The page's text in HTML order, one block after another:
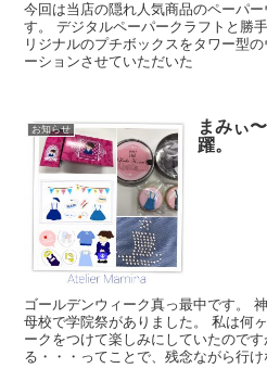
今回は当店の隠れ人気商品のペーパ
す。 デジタルペーパークラフトと勝
リジナルのプチボックスをタワー型
ーションさせていただいた
お知らせ
まみぃ
躍。
ゴールデンウィーク真っ最中です。
母校で学院祭がありました。 私は何
ークをつけて楽しみにしていたので
る・・・ってことで、残念ながら行け